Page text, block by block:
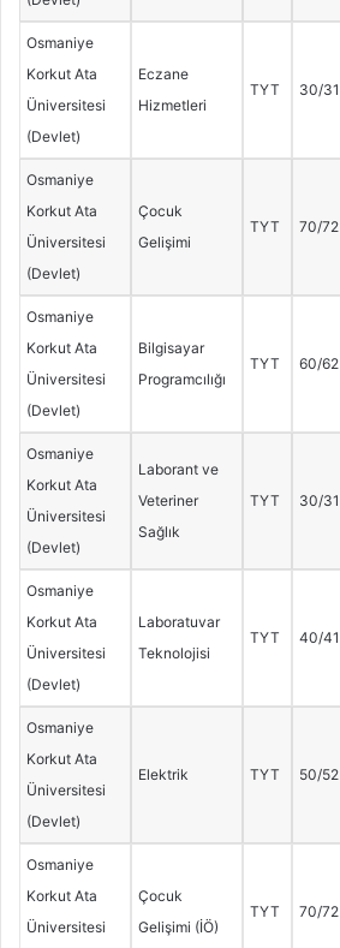
Osmaniye
Korkut Ata
Üniversitesi
(Devlet)
Eczane
Hizmetleri
TYT 30/31
Osmaniye
Korkut Ata
Üniversitesi
(Devlet)
Çocuk
Gelişimi
TYT 70/72
Osmaniye
Korkut Ata
Üniversitesi
(Devlet)
Bilgisayar
Programcılığı
TYT 60/62
Osmaniye
Korkut Ata
Üniversitesi
(Devlet)
Laborant ve
Veteriner
Sağlık
TYT 30/31
Osmaniye
Korkut Ata
Üniversitesi
(Devlet)
Laboratuvar
Teknolojisi
TYT 40/41
Osmaniye
Korkut Ata
Üniversitesi
(Devlet)
Elektrik TYT 50/52
Osmaniye
Korkut Ata
Üniversitesi
Çocuk
Gelişimi (İÖ)
TYT 70/72